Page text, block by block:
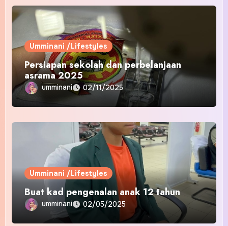
Umminani /Lifestyles
Persiapan sekolah dan perbelanjaan
asrama 2025
umminani 02/11/2025
Umminani /Lifestyles
Buat kad pengenalan anak 12 tahun
umminani 02/05/2025